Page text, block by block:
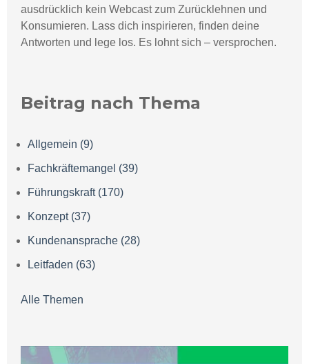
ausdrücklich kein Webcast zum Zurücklehnen und
Konsumieren. Lass dich inspirieren, finden deine
Antworten und lege los. Es lohnt sich – versprochen.
Beitrag nach Thema
Allgemein (9)
Fachkräftemangel (39)
Führungskraft (170)
Konzept (37)
Kundenansprache (28)
Leitfaden (63)
Alle Themen